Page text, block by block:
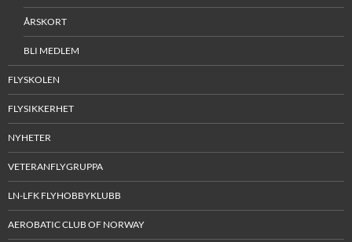
ÅRSKORT
BLI MEDLEM
FLYSKOLEN
FLYSIKKERHET
NYHETER
VETERANFLYGRUPPA
LN-LFK FLYHOBBYKLUBB
AEROBATIC CLUB OF NORWAY